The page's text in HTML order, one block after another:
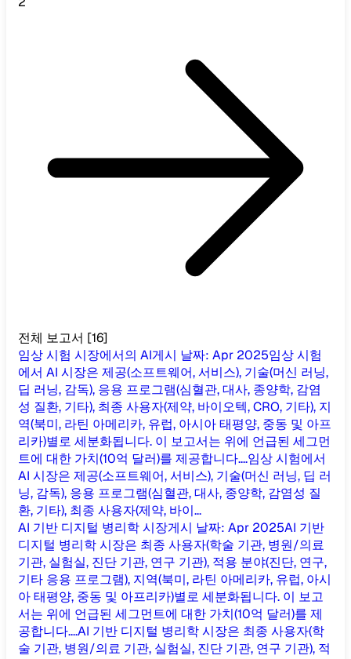
전체 보고서 [16]
임상 시험 시장에서의 AI게시 날짜: Apr 2025임상 시험
에서 AI 시장은 제공(소프트웨어, 서비스), 기술(머신 러닝,
딥 러닝, 감독), 응용 프로그램(심혈관, 대사, 종양학, 감염
성 질환, 기타), 최종 사용자(제약, 바이오텍, CRO, 기타), 지
역(북미, 라틴 아메리카, 유럽, 아시아 태평양, 중동 및 아프
리카)별로 세분화됩니다. 이 보고서는 위에 언급된 세그먼
트에 대한 가치(10억 달러)를 제공합니다....임상 시험에서
AI 시장은 제공(소프트웨어, 서비스), 기술(머신 러닝, 딥 러
닝, 감독), 응용 프로그램(심혈관, 대사, 종양학, 감염성 질
환, 기타), 최종 사용자(제약, 바이...
AI 기반 디지털 병리학 시장게시 날짜: Apr 2025AI 기반
디지털 병리학 시장은 최종 사용자(학술 기관, 병원/의료
기관, 실험실, 진단 기관, 연구 기관), 적용 분야(진단, 연구,
기타 응용 프로그램), 지역(북미, 라틴 아메리카, 유럽, 아시
아 태평양, 중동 및 아프리카)별로 세분화됩니다. 이 보고
서는 위에 언급된 세그먼트에 대한 가치(10억 달러)를 제
공합니다....AI 기반 디지털 병리학 시장은 최종 사용자(학
술 기관, 병원/의료 기관, 실험실, 진단 기관, 연구 기관), 적